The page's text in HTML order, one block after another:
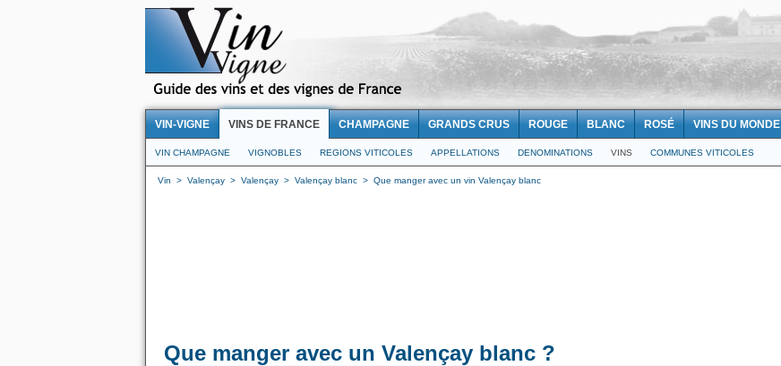
VIN-VIGNE VINS DE FRANCE CHAMPAGNE GRANDS CRUS ROUGE BLANC ROSÉ VINS DU MONDE
VIN CHAMPAGNE VIGNOBLES REGIONS VITICOLES APPELLATIONS DENOMINATIONS VINS COMMUNES VITICOLES
Vin > Valençay > Valençay > Valençay blanc > Que manger avec un vin Valençay blanc
Que manger avec un Valençay blanc ?